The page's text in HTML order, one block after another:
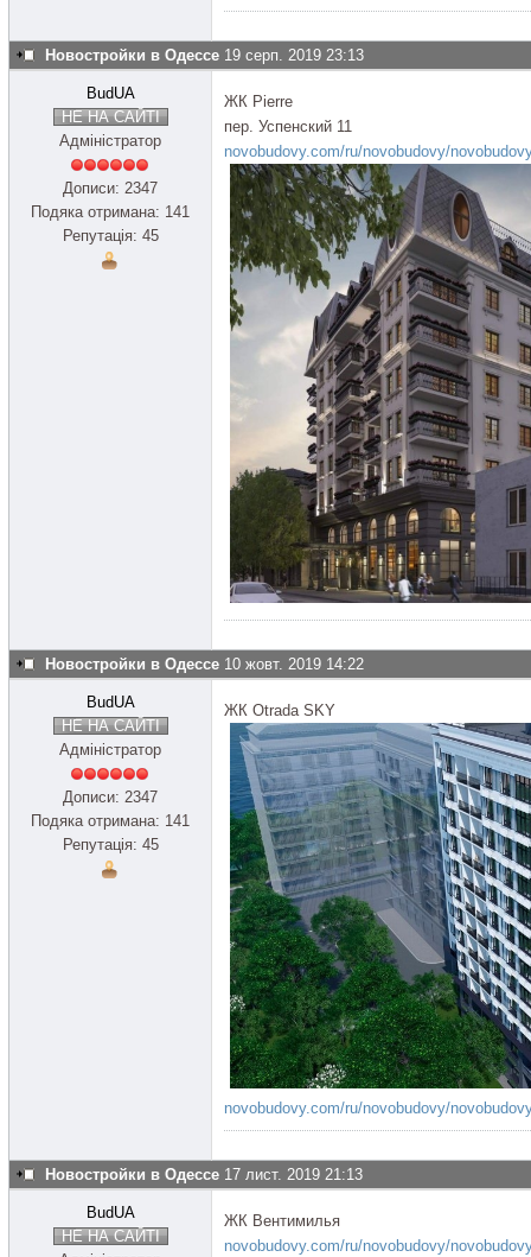
Новостройки в Одессе 19 серп. 2019 23:13
BudUA
НЕ НА САЙТІ
Адміністратор
Дописи: 2347
Подяка отримана: 141
Репутація: 45
ЖК Pierre
пер. Успенский 11
novobudovy.com/ru/novobudovy/
Новостройки в Одессе 10 жовт. 2019 14:22
BudUA
НЕ НА САЙТІ
Адміністратор
Дописи: 2347
Подяка отримана: 141
Репутація: 45
ЖК Otrada SKY
novobudovy.com/ru/novobudovy/
Новостройки в Одессе 17 лист. 2019 21:13
BudUA
НЕ НА САЙТІ
ЖК Вентимилья
novobudovy.com/ru/novobudovy/